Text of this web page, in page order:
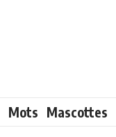
Mots Mascottes